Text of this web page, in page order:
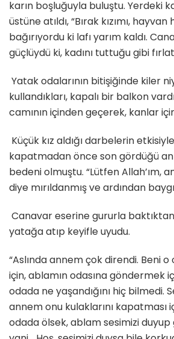
karın boşluğuyla buluştu. Yerdeki
üstüne atıldı, “Bırak kızımı,
bağırıyordu ki lafı yarım kaldı.
güçlüydü ki, kadını tuttuğu gibi
Yatak odalarının bitişiğinde kiler
kullandıkları, kapalı bir balkon
camının içinden geçerek, kanlar
Küçük kız aldığı darbelerin
kapatmadan önce son gördüğü
bedeni olmuştu. “Lütfen Allah’ım,
diye mırıldanmış ve ardından
Canavar eserine gururla
yatağa atıp keyifle uyudu.
“Aslında annem çok direndi. Beni
için, ablamın odasına göndermek
odada ne yaşandığını hiç bilmedi.
annem onu kulaklarını kapatması
odada ölsek, ablam sesimizi